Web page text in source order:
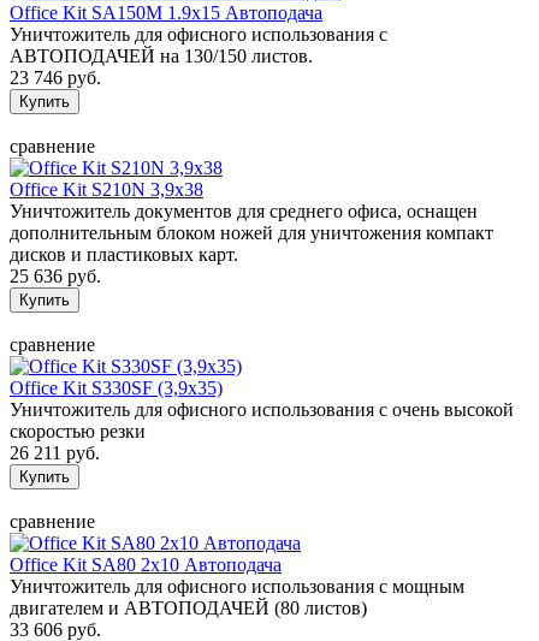
Office Kit SA150M 1.9х15 Автоподача
Уничтожитель для офисного использования с
АВТОПОДАЧЕЙ на 130/150 листов.
23 746 руб.
сравнение
Office Kit S210N 3,9x38
Уничтожитель документов для среднего офиса, оснащен
дополнительным блоком ножей для уничтожения компакт
дисков и пластиковых карт.
25 636 руб.
сравнение
Office Kit S330SF (3,9х35)
Уничтожитель для офисного использования с очень высокой
скоростью резки
26 211 руб.
сравнение
Office Kit SA80 2x10 Автоподача
Уничтожитель для офисного использования с мощным
двигателем и АВТОПОДАЧЕЙ (80 листов)
33 606 руб.